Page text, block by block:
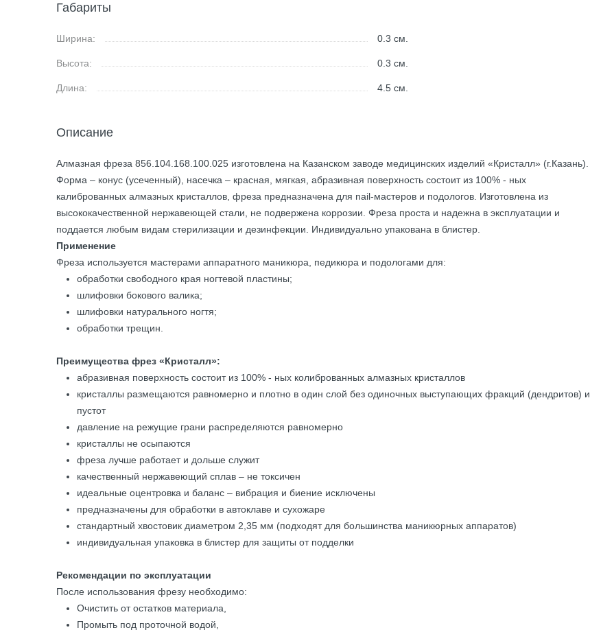
Габариты
Ширина: 0.3 см.
Высота: 0.3 см.
Длина: 4.5 см.
Описание
Алмазная фреза 856.104.168.100.025 изготовлена на Казанском заводе медицинских изделий «Кристалл» (г.Казань).
Форма – конус (усеченный), насечка – красная, мягкая, абразивная поверхность состоит из 100% - ных
калиброванных алмазных кристаллов, фреза предназначена для nail-мастеров и подологов. Изготовлена из
высококачественной нержавеющей стали, не подвержена коррозии. Фреза проста и надежна в эксплуатации и
поддается любым видам стерилизации и дезинфекции. Индивидуально упакована в блистер.
Применение
Фреза используется мастерами аппаратного маникюра, педикюра и подологами для:
обработки свободного края ногтевой пластины;
шлифовки бокового валика;
шлифовки натурального ногтя;
обработки трещин.
Преимущества фрез «Кристалл»:
абразивная поверхность состоит из 100% - ных колиброванных алмазных кристаллов
кристаллы размещаются равномерно и плотно в один слой без одиночных выступающих фракций (дендритов) и
пустот
давление на режущие грани распределяются равномерно
кристаллы не осыпаются
фреза лучше работает и дольше служит
качественный нержавеющий сплав – не токсичен
идеальные оцентровка и баланс – вибрация и биение исключены
предназначены для обработки в автоклаве и сухожаре
стандартный хвостовик диаметром 2,35 мм (подходят для большинства маникюрных аппаратов)
индивидуальная упаковка в блистер для защиты от подделки
Рекомендации по эксплуатации
После использования фрезу необходимо:
Очистить от остатков материала,
Промыть под проточной водой,